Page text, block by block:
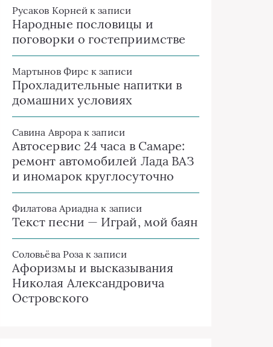
Русаков Корней к записи
Народные пословицы и
поговорки о гостеприимстве
Мартынов Фирс к записи
Прохладительные напитки в
домашних условиях
Савина Аврора к записи
Автосервис 24 часа в Самаре:
ремонт автомобилей Лада ВАЗ
и иномарок круглосуточно
Филатова Ариадна к записи
Текст песни — Играй, мой баян
Соловьёва Роза к записи
Афоризмы и высказывания
Николая Александровича
Островского